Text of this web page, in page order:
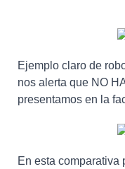
Ejemplo claro de
nos alerta que NO
presentamos en la
En esta comparativa